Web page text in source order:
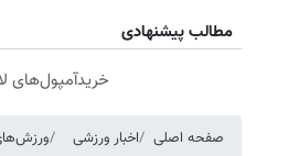
مطالب پیشنهادی
خریدآمپول‌های
صفحه اصلی اخبار ورزشی